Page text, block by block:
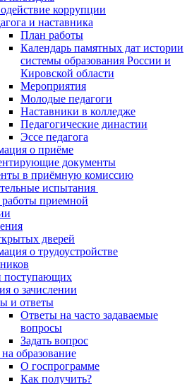
коррупции
и наставника
План работы
Календарь памятных дат истории
системы образования России и
Кировской области
Мероприятия
Молодые педагоги
Наставники в колледже
Педагогические династии
Эссе педагога
о приёме
документы
в приёмную комиссию
испытания
приемной
дверей
о трудоустройстве
поступающих
о зачислении
и ответы
Ответы на часто задаваемые
вопросы
Задать вопрос
образование
О госпрограмме
Как получить?